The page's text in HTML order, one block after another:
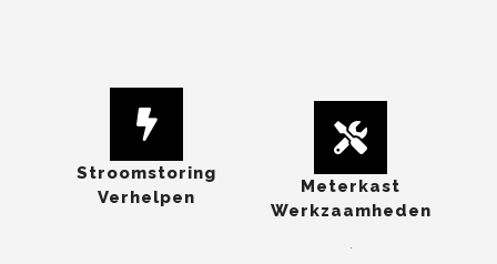
Stroomstoring
Verhelpen
Meterkast
Werkzaamheden